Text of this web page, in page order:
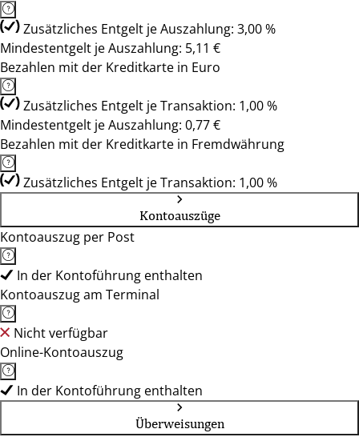
Zusätzliches Entgelt je Auszahlung: 3,00 %
Mindestentgelt je Auszahlung: 5,11 €
Bezahlen mit der Kreditkarte in Euro
Zusätzliches Entgelt je Transaktion: 1,00 %
Mindestentgelt je Auszahlung: 0,77 €
Bezahlen mit der Kreditkarte in Fremdwährung
Zusätzliches Entgelt je Transaktion: 1,00 %
Kontoauszüge
Kontoauszug per Post
In der Kontoführung enthalten
Kontoauszug am Terminal
Nicht verfügbar
Online-Kontoauszug
In der Kontoführung enthalten
Überweisungen